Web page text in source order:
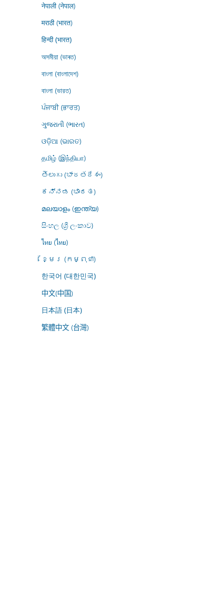
नेपाली (नेपाल)
मराठी (भारत)
हिन्दी (भारत)
অসমীয়া (ভাৰত)
বাংলা (বাংলাদেশ)
বাংলা (ভারত)
ਪੰਜਾਬੀ (ਭਾਰਤ)
ગુજરાતી (ભારત)
ଓଡ଼ିଆ (ଭାରତ)
தமிழ் (இந்தியா)
తెలుగు (భారతదేశం)
ಕನ್ನಡ (ಭಾರತ)
മലയാളം (ഇന്ത്യ)
සිංහල (ශ්‍රී ලංකාව)
ไทย (ไทย)
ខ្មែរ (កម្ពុជា)
한국어 (대한민국)
中文(中国)
日本語 (日本)
繁體中文 (台灣)